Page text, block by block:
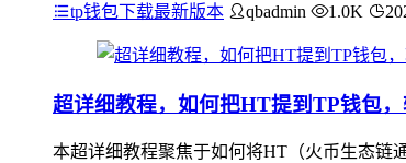
tp钱包下载最新版本 qbadmin 1.0K
超详细教程，如何把HT提到TP钱包
本超详细教程聚焦于如何将HT（火币生态链